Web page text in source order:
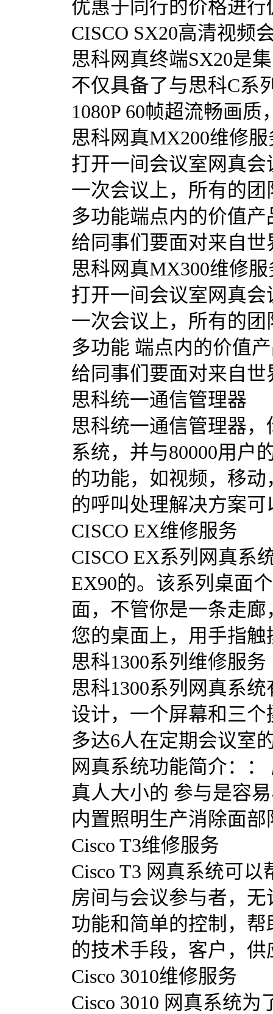
优惠于同行的价格进
CISCO SX20高清视频
思科网真终端SX20是
不仅具备了与思科C系
1080P 60帧超流畅画
思科网真MX200维修服
打开一间会议室网真
一次会议上，所有的
多功能端点内的价值
给同事们要面对来自
思科网真MX300维修服
打开一间会议室网真
一次会议上，所有的
多功能 端点内的价值
给同事们要面对来自
思科统一通信管理器
思科统一通信管理器
系统，并与80000用户
的功能，如视频，移
的呼叫处理解决方案
CISCO EX维修服务
CISCO EX系列网真系
EX90的。该系列桌面
面，不管你是一条走
您的桌面上，用手指触
思科1300系列维修服务
思科1300系列网真系
设计，一个屏幕和三
多达6人在定期会议室
网真系统功能简介：
真人大小的 参与是容
内置照明生产消除面
Cisco T3维修服务
Cisco T3 网真系统可
房间与会议参与者，
功能和简单的控制，
的技术手段，客户，
Cisco 3010维修服务
Cisco 3010 网真系统